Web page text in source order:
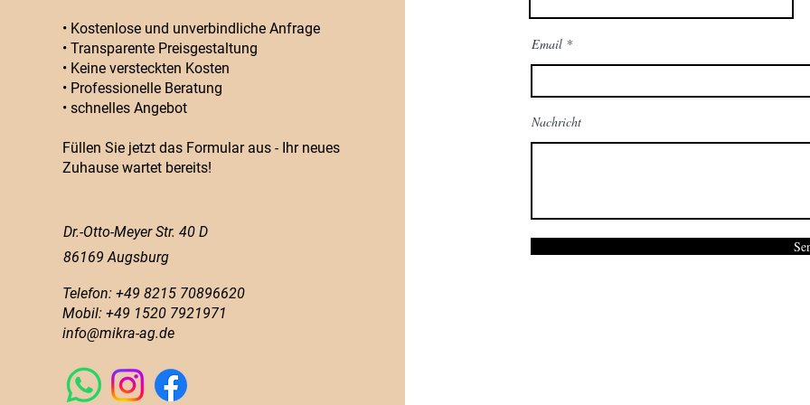
• Kostenlose und unverbindliche Anfrage
• Transparente Preisgestaltung
• Keine versteckten Kosten
• Professionelle Beratung
• schnelles Angebot
Füllen Sie jetzt das Formular aus - Ihr neues
Zuhause wartet bereits!
Dr.-Otto-Meyer Str. 40 D
86169 Augsburg
Telefon: +49 8215 70896620
Mobil: +49 1520 7921971
info@mikra-ag.de
Email
Nachricht